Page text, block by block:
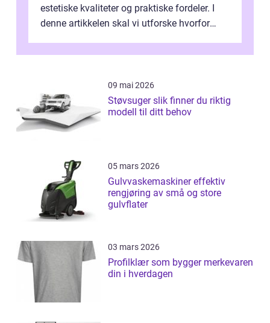
estetiske kvaliteter og praktiske fordeler. I
denne artikkelen skal vi utforske hvorfor
09 mai 2026
Støvsuger slik finner du riktig
modell til ditt behov
05 mars 2026
Gulvvaskemaskiner effektiv
rengjøring av små og store
gulvflater
03 mars 2026
Profilklær som bygger merkevaren
din i hverdagen